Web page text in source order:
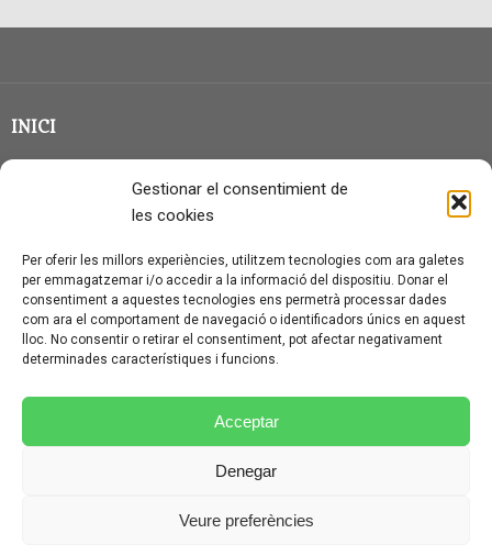
Gestionar el consentimient de
les cookies
Per oferir les millors experiències, utilitzem tecnologies com ara galetes
per emmagatzemar i/o accedir a la informació del dispositiu. Donar el
consentiment a aquestes tecnologies ens permetrà processar dades
com ara el comportament de navegació o identificadors únics en aquest
lloc. No consentir o retirar el consentiment, pot afectar negativament
determinades característiques i funcions.
Acceptar
Denegar
Veure preferències
INICI
CLASSE EN GRUP
QUI SOC?
CONTACTE
AVÍS LEGAL I PROTECCIÓ DE DADES
POLÍTICA DE COOKIES (UE)
CONDICIONS PARTICULARS D’ÚS I CONTRACTACIÓ
POLÍTICA DE PRIVACITAT
ILLUSTRIOUS